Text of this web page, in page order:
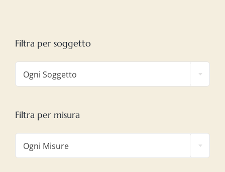
Filtra per soggetto
Ogni Soggetto
Filtra per misura
Ogni Misure